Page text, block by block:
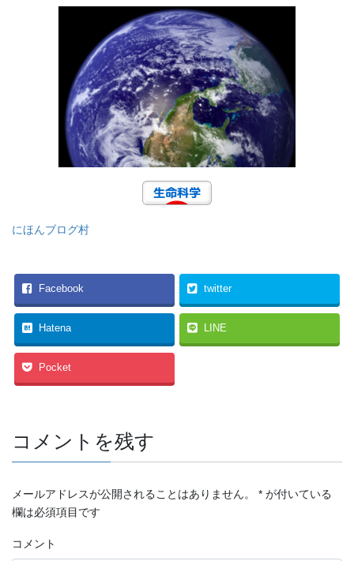
にほんブログ村
Facebook twitter
Hatena LINE
Pocket
コメントを残す
メールアドレスが公開されることはありません。 * が付いている
欄は必須項目です
コメント